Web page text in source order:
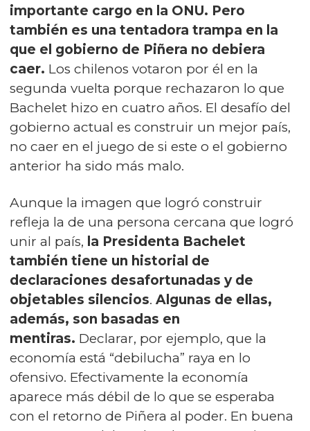
importante cargo en la ONU. Pero
también es una tentadora trampa en la
que el gobierno de Piñera no debiera
caer. Los chilenos votaron por él en la
segunda vuelta porque rechazaron lo que
Bachelet hizo en cuatro años. El desafío del
gobierno actual es construir un mejor país,
no caer en el juego de si este o el gobierno
anterior ha sido más malo.
Aunque la imagen que logró construir
refleja la de una persona cercana que logró
unir al país, la Presidenta Bachelet
también tiene un historial de
declaraciones desafortunadas y de
objetables silencios. Algunas de ellas,
además, son basadas en
mentiras. Declarar, por ejemplo, que la
economía está “debilucha” raya en lo
ofensivo. Efectivamente la economía
aparece más débil de lo que se esperaba
con el retorno de Piñera al poder. En buena